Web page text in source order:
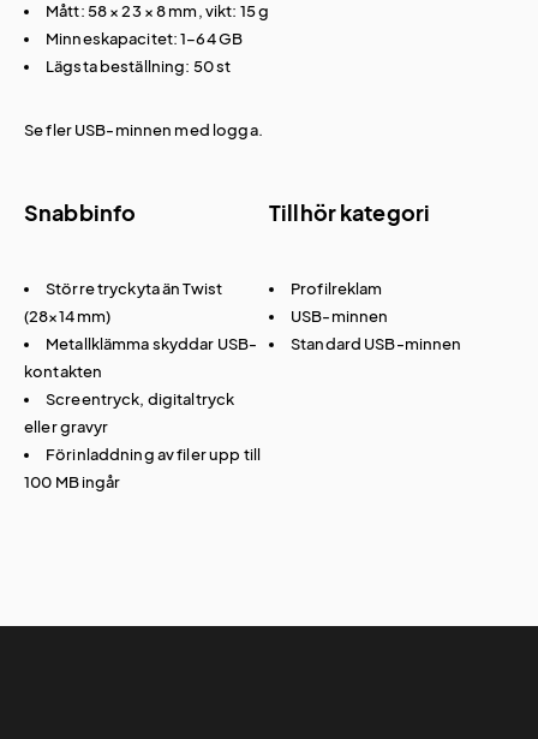
Mått: 58 × 23 × 8 mm, vikt: 15 g
Minneskapacitet: 1–64 GB
Lägsta beställning: 50 st
Se flerUSB-minnen med logga.
Snabbinfo
Större tryckyta än Twist
(28×14 mm)
Metallklämma skyddar USB-
kontakten
Screentryck, digitaltryck
eller gravyr
Förinladdning av filer upp till
100 MB ingår
Tillhör kategori
Profilreklam
USB-minnen
Standard USB-minnen